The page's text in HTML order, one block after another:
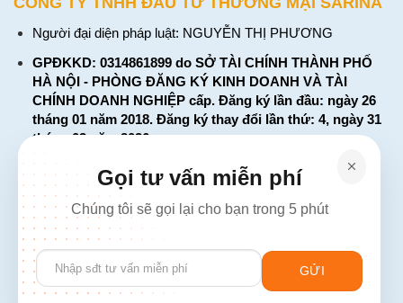
Người đại diện pháp luật: NGUYỄN THỊ PHƯƠNG
GPĐKKD: 0314861899 do SỞ TÀI CHÍNH THÀNH PHỐ
HÀ NỘI - PHÒNG ĐĂNG KÝ KINH DOANH VÀ TÀI
CHÍNH DOANH NGHIỆP cấp. Đăng ký lần đầu: ngày 26
tháng 01 năm 2018. Đăng ký thay đổi lần thứ: 4, ngày 31
tháng 03 năm 2026
226 Đường Láng, Đống Đa, Hà Nội
137 Đường Hòa Hưng, Phường 12, Quận 10, TP. Hồ Chí
Minh
Hotline: 1900 2106 - 0386 001 001
Email:Giaiphap3g@gmail.com
Gọi tư vấn miễn phí
Chúng tôi sẽ gọi lại cho bạn trong 5 phút
Please
leave